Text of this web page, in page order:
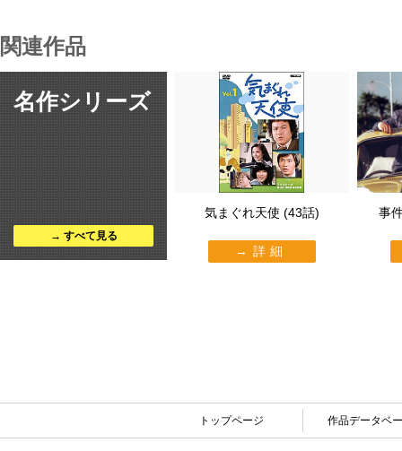
関連作品
名作シリーズ
すべて見る
気まぐれ天使 (43話)
詳細
事
トップページ 作品データベ